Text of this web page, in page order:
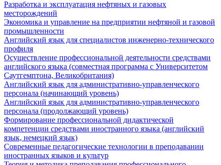
Разработка и эксплуатация нефтяных и газовых
месторождений
Экономика и управление на предприятии нефтяной и газовой
промышленности
Английский язык для специалистов инженерно-технического
профиля
Осуществление профессиональной деятельности средствами
английского языка (совместная программа с Университетом
Саутгемптона, Великобритания)
Английский язык для административно-управленческого
персонала (начинающий уровень)
Английский язык для административно-управленческого
персонала (продолжающий уровень)
Формирование профессиональной дидактической
компетенции средствами иностранного языка (английский
язык, немецкий язык)
Современные педагогические технологии в преподавании
иностранных языков и культур